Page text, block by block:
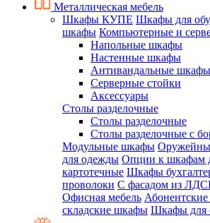
Металлическая мебель
Шкафы КУПЕ Шкафы для
шкафы Компьютерные и
Напольные шкафы
Настенные шкафы
Антивандальные шкафы
Серверные стойки
Аксессуары
Столы разделочные
Столы разделочные
Столы разделочные с
Модульные шкафы
для одежды Опции к шкафам
картотечные Шкафы
проволоки С фасадом из
Офисная мебель
складские шкафы Шкафы для